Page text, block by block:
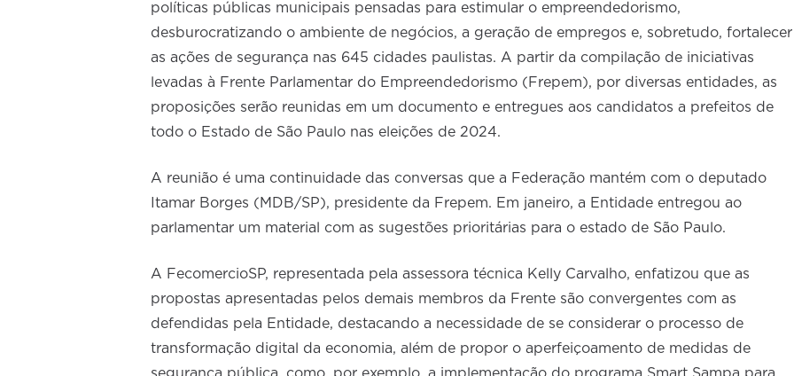
políticas públicas municipais pensadas para estimular o empreendedorismo,
desburocratizando o ambiente de negócios, a geração de empregos e, sobretudo, fortalecer
as ações de segurança nas 645 cidades paulistas. A partir da compilação de iniciativas
levadas à Frente Parlamentar do Empreendedorismo (Frepem), por diversas entidades, as
proposições serão reunidas em um documento e entregues aos candidatos a prefeitos de
todo o Estado de São Paulo nas eleições de 2024.
A reunião é uma continuidade das conversas que a Federação mantém com o deputado
Itamar Borges (MDB/SP), presidente da Frepem. Em janeiro, a Entidade entregou ao
parlamentar um material com as sugestões prioritárias para o estado de São Paulo.
A FecomercioSP, representada pela assessora técnica Kelly Carvalho, enfatizou que as
propostas apresentadas pelos demais membros da Frente são convergentes com as
defendidas pela Entidade, destacando a necessidade de se considerar o processo de
transformação digital da economia, além de propor o aperfeiçoamento de medidas de